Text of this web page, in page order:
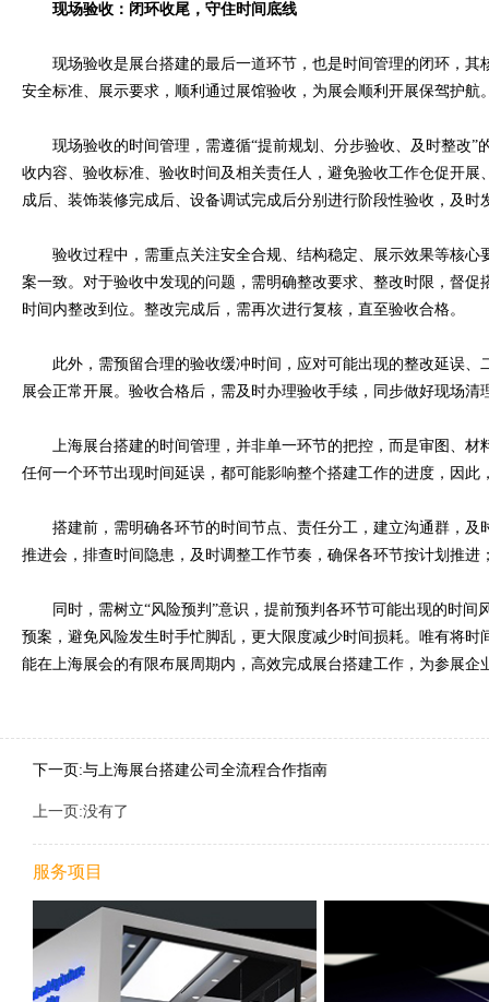
现场验收：闭环收尾，守住时间底线
现场验收是展台搭建的最后一道环节，也是时间管理的闭环，其
安全标准、展示要求，顺利通过展馆验收，为展会顺利开展保驾护航
现场验收的时间管理，需遵循“提前规划、分步验收、及时整改”
收内容、验收标准、验收时间及相关责任人，避免验收工作仓促开
成后、装饰装修完成后、设备调试完成后分别进行阶段性验收，及
验收过程中，需重点关注安全合规、结构稳定、展示效果等核心
案一致。对于验收中发现的问题，需明确整改要求、整改时限，督
时间内整改到位。整改完成后，需再次进行复核，直至验收合格。
此外，需预留合理的验收缓冲时间，应对可能出现的整改延误、
展会正常开展。验收合格后，需及时办理验收手续，同步做好现场
上海展台搭建的时间管理，并非单一环节的把控，而是审图、材
任何一个环节出现时间延误，都可能影响整个搭建工作的进度，因
搭建前，需明确各环节的时间节点、责任分工，建立沟通群，及
推进会，排查时间隐患，及时调整工作节奏，确保各环节按计划推
同时，需树立“风险预判”意识，提前预判各环节可能出现的时间
预案，避免风险发生时手忙脚乱，更大限度减少时间损耗。唯有将
能在上海展会的有限布展周期内，高效完成展台搭建工作，为参展企
下一页:与上海展台搭建公司全流程合作指南
上一页:没有了
服务项目